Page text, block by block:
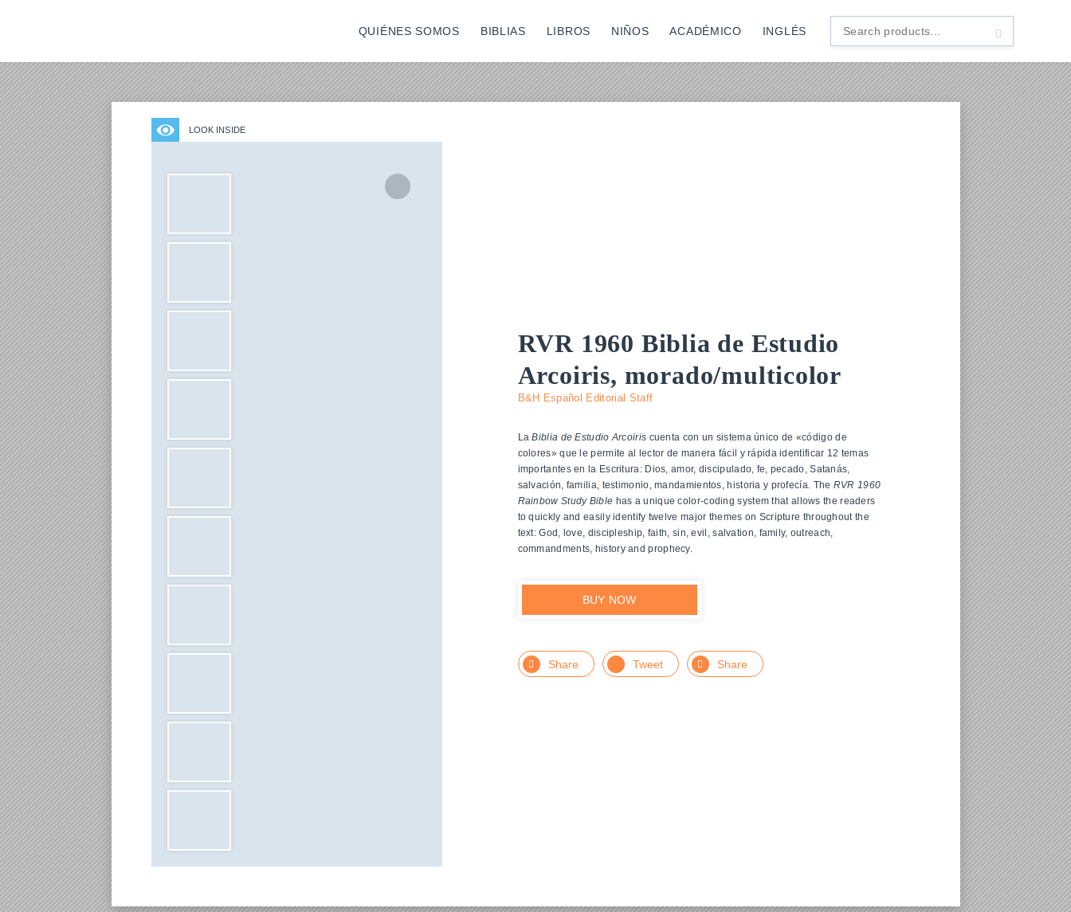
Search
QUIÉNES SOMOS BIBLIAS LIBROS NIÑOS ACADÉMICO INGLÉS
LOOK INSIDE
Zoom
RVR 1960 Biblia de Estudio
Arcoiris, morado/multicolor
B&H Español Editorial Staff
LaBiblia de Estudio Arcoiris cuenta con un sistema único de «código de
colores» que le permite al lector de manera fácil y rápida identificar 12 temas
importantes en la Escritura: Dios, amor, discipulado, fe, pecado, Satanás,
salvación, familia, testimonio, mandamientos, historia y profecía. The RVR 1960
Rainbow Study Bible has a unique color-coding system that allows the readers
to quickly and easily identify twelve major themes on Scripture throughout the
text: God, love, discipleship, faith, sin, evil, salvation, family, outreach,
commandments, history and prophecy.
BUY NOW
Facebook Twitter LinkedIn